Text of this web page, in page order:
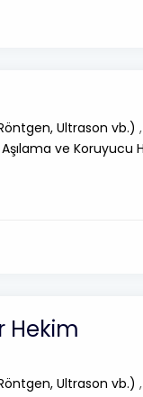
Ultrason vb.) ,
Aşılama ve Koruyucu
Hekim
Ultrason vb.) ,